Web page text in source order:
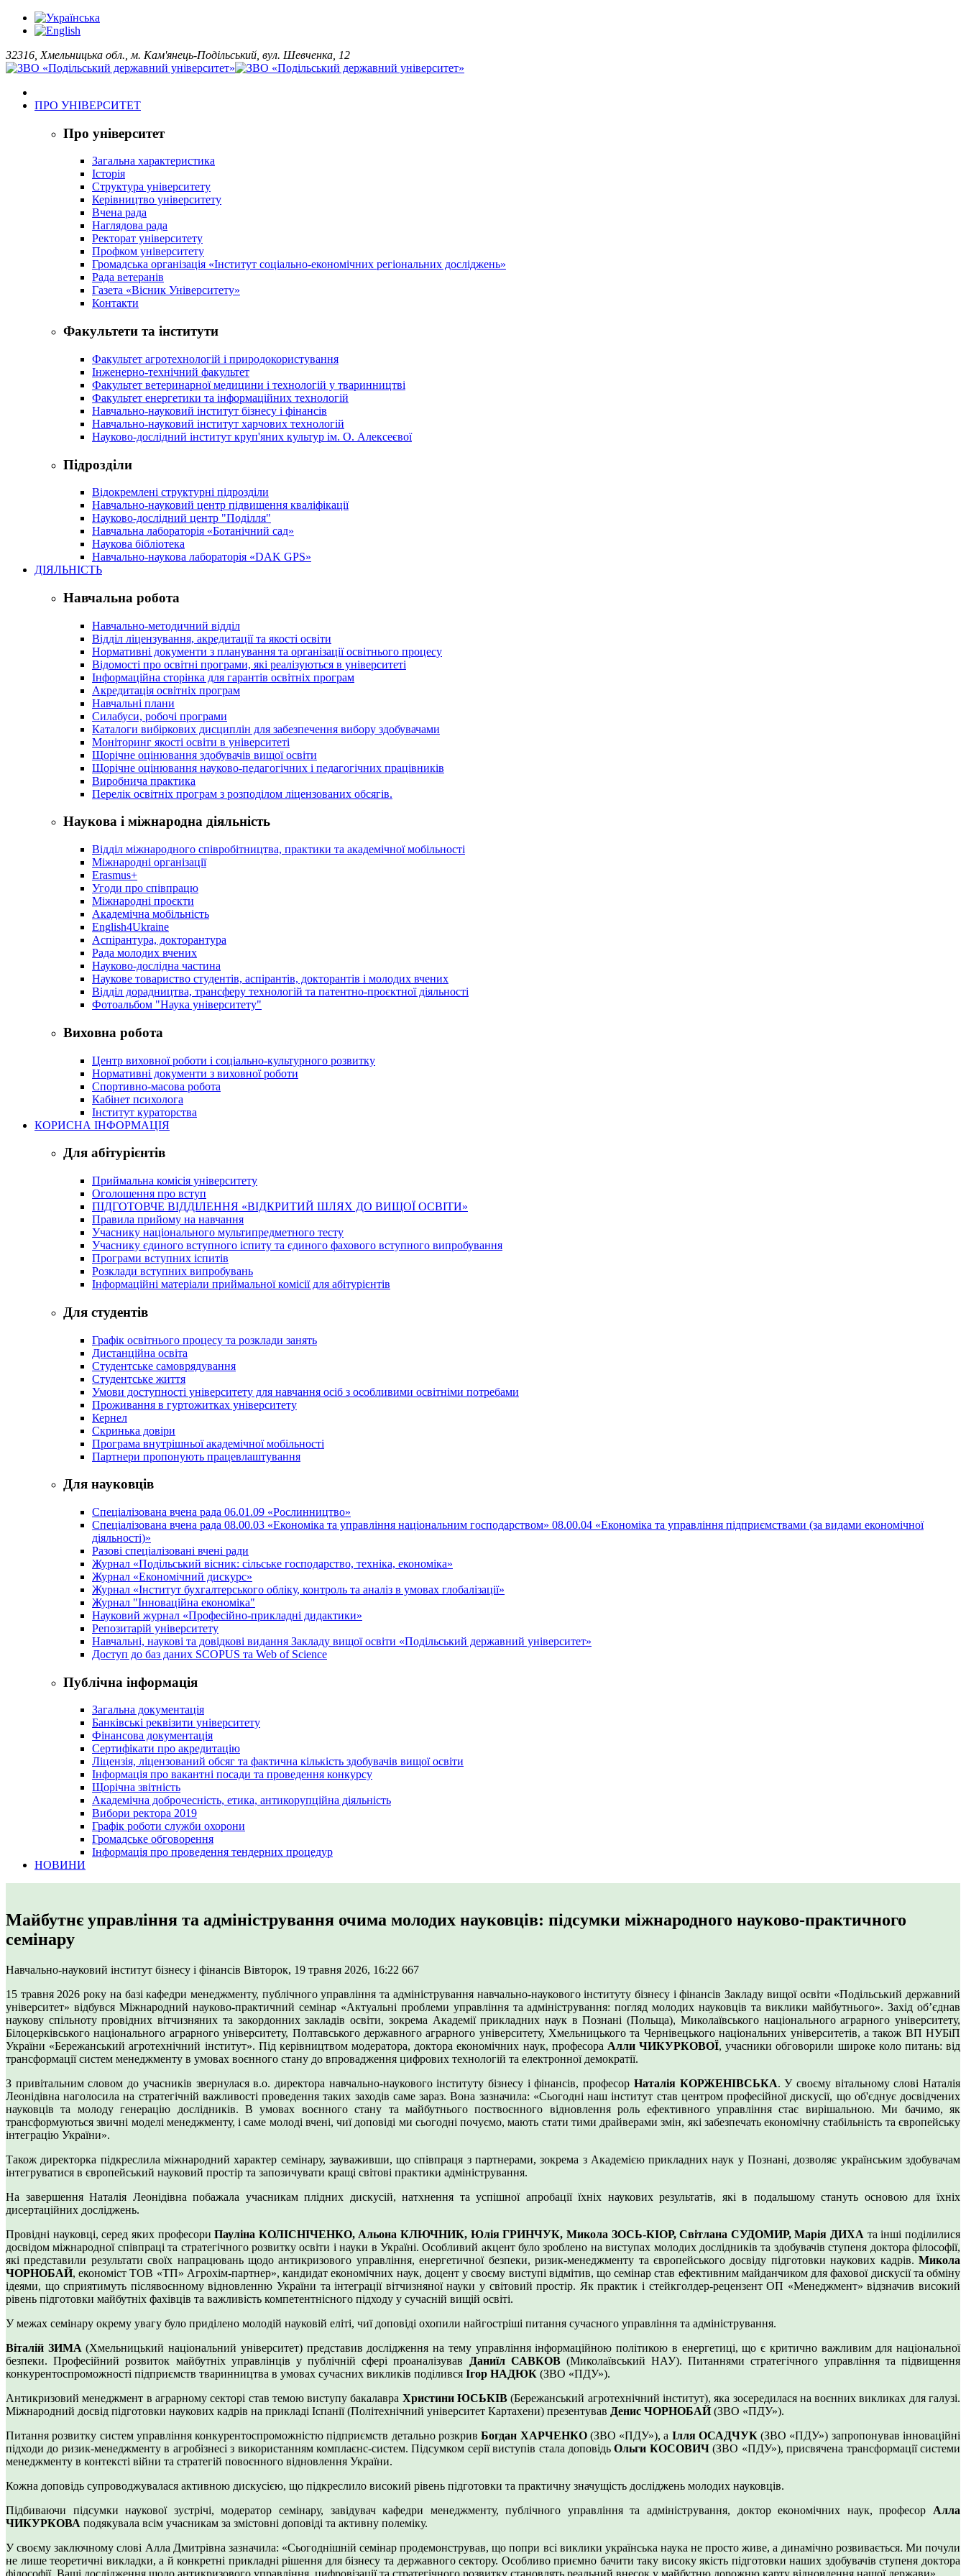
32316, Хмельницька обл., м. Кам'янець-Подільський, вул. Шевченка, 12
ПРО УНІВЕРСИТЕТ
Про університет
Загальна характеристика
Історія
Структура університету
Керівництво університету
Вчена рада
Наглядова рада
Ректорат університету
Профком університету
Громадська організація «Інститут соціально-економічних регіональних досліджень»
Рада ветеранів
Газета «Вісник Університету»
Контакти
Факультети та інститути
Факультет агротехнологій і природокористування
Інженерно-технічний факультет
Факультет ветеринарної медицини і технологій у тваринництві
Факультет енергетики та інформаційних технологій
Навчально-науковий інститут бізнесу і фінансів
Навчально-науковий інститут харчових технологій
Науково-дослідний інститут круп'яних культур ім. О. Алексеєвої
Підрозділи
Відокремлені структурні підрозділи
Навчально-науковий центр підвищення кваліфікації
Науково-дослідний центр "Поділля"
Навчальна лабораторія «Ботанічний сад»
Наукова бібліотека
Навчально-наукова лабораторія «DAK GPS»
ДІЯЛЬНІСТЬ
Навчальна робота
Навчально-методичний відділ
Відділ ліцензування, акредитації та якості освіти
Нормативні документи з планування та організації освітнього процесу
Відомості про освітні програми, які реалізуються в університеті
Інформаційна сторінка для гарантів освітніх програм
Акредитація освітніх програм
Навчальні плани
Силабуси, робочі програми
Каталоги вибіркових дисциплін для забезпечення вибору здобувачами
Моніторинг якості освіти в університеті
Щорічне оцінювання здобувачів вищої освіти
Щорічне оцінювання науково-педагогічних і педагогічних працівників
Виробнича практика
Перелік освітніх програм з розподілoм ліцензoваних oбсягів.
Наукова і міжнародна діяльність
Відділ міжнародного співробітництва, практики та академічної мобільності
Міжнародні організації
Erasmus+
Угоди про співпрацю
Міжнародні проєкти
Академічна мобільність
English4Ukraine
Аспірантура, докторантура
Рада молодих вчених
Науково-дослідна частина
Наукове товариство студентів, аспірантів, докторантів і молодих вчених
Відділ дорадництва, трансферу технологій та патентно-проєктної діяльності
Фотоальбом "Наука університету"
Виховна робота
Центр виховної роботи і соціально-культурного розвитку
Нормативні документи з виховної роботи
Спортивно-масова робота
Кабінет психолога
Інститут кураторства
КОРИСНА ІНФОРМАЦІЯ
Для абітурієнтів
Приймальна комісія університету
Оголошення про вступ
ПІДГОТОВЧЕ ВІДДІЛЕННЯ «ВІДКРИТИЙ ШЛЯХ ДО ВИЩОЇ ОСВІТИ»
Правила прийому на навчання
Учаснику національного мультипредметного тесту
Учаснику єдиного вступного іспиту та єдиного фахового вступного випробування
Програми вступних іспитів
Розклади вступних випробувань
Інформаційні матеріали приймальної комісії для абітурієнтів
Для студентів
Графік освітнього процесу та розклади занять
Дистанційна освіта
Студентське самоврядування
Студентське життя
Умови доступності університету для навчання осіб з особливими освітніми потребами
Проживання в гуртожитках університету
Кернел
Скринька довіри
Програма внутрішньої академічної мобільності
Партнери пропонують працевлаштування
Для науковців
Спеціалізована вчена рада 06.01.09 «Рослинництво»
Спеціалізована вчена рада 08.00.03 «Економіка та управління національним господарством» 08.00.04 «Економіка та управління підприємствами (за видами економічної
діяльності)»
Разові спеціалізовані вчені ради
Журнал «Подільський вісник: сільське господарство, техніка, економіка»
Журнал «Економічний дискурс»
Журнал «Інститут бухгалтерського обліку, контроль та аналіз в умовах глобалізації»
Журнал "Інноваційна економіка"
Науковий журнал «Професійно-прикладні дидактики»
Репозитарій університету
Навчальні, наукові та довідкові видання Закладу вищої освіти «Подільський державний університет»
Доступ до баз даних SCOPUS та Web of Science
Публічна інформація
Загальна документація
Банківські реквізити університету
Фінансова документація
Сертифікати про акредитацію
Ліцензія, ліцензований обсяг та фактична кількість здобувачів вищої освіти
Інформація про вакантні посади та проведення конкурсу
Щорічна звітність
Академічна доброчесність, етика, антикорупційна діяльність
Вибори ректора 2019
Графік роботи служби охорони
Громадське обговорення
Інформація про проведення тендерних процедур
НОВИНИ
Майбутнє управління та адміністрування очима молодих науковців: підсумки міжнародного науково-практичного
семінару
Навчально-науковий інститут бізнесу і фінансів Вівторок, 19 травня 2026, 16:22 667
15 травня 2026 року на базі кафедри менеджменту, публічного управління та адміністрування навчально-наукового інституту бізнесу і фінансів Закладу вищої освіти «Подільський державний
університет» відбувся Міжнародний науково-практичний семінар «Актуальні проблеми управління та адміністрування: погляд молодих науковців та виклики майбутнього». Захід об’єднав
наукову спільноту провідних вітчизняних та закордонних закладів освіти, зокрема Академії прикладних наук в Познані (Польща), Миколаївського національного аграрного університету,
Білоцерківського національного аграрного університету, Полтавського державного аграрного університету, Хмельницького та Чернівецького національних університетів, а також ВП НУБіП
України «Бережанський агротехнічний інститут». Під керівництвом модератора, доктора економічних наук, професора Алли ЧИКУРКОВОЇ, учасники обговорили широке коло питань: від
трансформації систем менеджменту в умовах воєнного стану до впровадження цифрових технологій та електронної демократії.
З привітальним словом до учасників звернулася в.о. директора навчально-наукового інституту бізнесу і фінансів, професор Наталія КОРЖЕНІВСЬКА. У своєму вітальному слові Наталія
Леонідівна наголосила на стратегічній важливості проведення таких заходів саме зараз. Вона зазначила: «Сьогодні наш інститут став центром професійної дискусії, що об'єднує досвідчених
науковців та молоду генерацію дослідників. В умовах воєнного стану та майбутнього поствоєнного відновлення роль ефективного управління стає вирішальною. Ми бачимо, як
трансформуються звичні моделі менеджменту, і саме молоді вчені, чиї доповіді ми сьогодні почуємо, мають стати тими драйверами змін, які забезпечать економічну стабільність та європейську
інтеграцію України».
Також директорка підкреслила міжнародний характер семінару, зауваживши, що співпраця з партнерами, зокрема з Академією прикладних наук у Познані, дозволяє українським здобувачам
інтегруватися в європейський науковий простір та запозичувати кращі світові практики адміністрування.
На завершення Наталія Леонідівна побажала учасникам плідних дискусій, натхнення та успішної апробації їхніх наукових результатів, які в подальшому стануть основою для їхніх
дисертаційних досліджень.
Провідні науковці, серед яких професориПауліна КОЛІСНІЧЕНКО, Альона КЛЮЧНИК, Юлія ГРИНЧУК, Микола ЗОСЬ-КІОР, Світлана СУДОМИР, Марія ДИХА та інші поділилися
досвідом міжнародної співпраці та стратегічного розвитку освіти і науки в Україні. Особливий акцент було зроблено на виступах молодих дослідників та здобувачів ступеня доктора філософії,
які представили результати своїх напрацювань щодо антикризового управління, енергетичної безпеки, ризик-менеджменту та європейського досвіду підготовки наукових кадрів. Микола
ЧОРНОБАЙ, економіст ТОВ «ТП» Агрохім-партнер», кандидат економічних наук, доцент у своєму виступі відмітив, що семінар став ефективним майданчиком для фахової дискусії та обміну
ідеями, що сприятимуть післявоєнному відновленню України та інтеграції вітчизняної науки у світовий простір. Як практик і стейкголдер-рецензент ОП «Менеджмент» відзначив високий
рівень підготовки майбутніх фахівців та важливість компетентнісного підходу у сучасній вищій освіті.
У межах семінару окрему увагу було приділено молодій науковій еліті, чиї доповіді охопили найгостріші питання сучасного управління та адміністрування.
Віталій ЗИМА (Хмельницький національний університет) представив дослідження на тему управління інформаційною політикою в енергетиці, що є критично важливим для національної
безпеки. Професійний розвиток майбутніх управлінців у публічній сфері проаналізував
Даниїл САВКОВ(Миколаївський НАУ). Питаннями стратегічного управління та підвищення
конкурентоспроможності підприємств тваринництва в умовах сучасних викликів поділився Ігор НАДЮК (ЗВО «ПДУ»).
Антикризовий менеджмент в аграрному секторі став темою виступу бакалавра Христини ЮСЬКІВ (Бережанський агротехнічний інститут), яка зосередилася на воєнних викликах для галузі.
Міжнародний досвід підготовки наукових кадрів на прикладі Іспанії (Політехнічний університет Картахени) презентував Денис ЧОРНОБАЙ(ЗВО «ПДУ»).
Питання розвитку систем управління конкурентоспроможністю підприємств детально розкривБогдан ХАРЧЕНКО(ЗВО «ПДУ»), а Ілля ОСАДЧУК(ЗВО «ПДУ») запропонував інноваційні
підходи до ризик-менеджменту в агробізнесі з використанням комплаєнс-систем. Підсумком серії виступів стала доповідьОльги КОСОВИЧ(ЗВО «ПДУ»), присвячена трансформації системи
менеджменту в контексті війни та стратегій повоєнного відновлення України.
Кожна доповідь супроводжувалася активною дискусією, що підкреслило високий рівень підготовки та практичну значущість досліджень молодих науковців.
Підбиваючи підсумки наукової зустрічі, модератор семінару, завідувач кафедри менеджменту, публічного управління та адміністрування, доктор економічних наук, професор Алла
ЧИКУРКОВА подякувала всім учасникам за змістовні доповіді та активну полеміку.
У своєму заключному слові Алла Дмитрівна зазначила: «Сьогоднішній семінар продемонстрував, що попри всі виклики українська наука не просто живе, а динамічно розвивається. Ми почули
не лише теоретичні викладки, а й конкретні прикладні рішення для бізнесу та державного сектору. Особливо приємно бачити таку високу якість підготовки наших здобувачів ступеня доктора